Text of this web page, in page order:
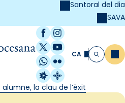
Santoral del dia
SAVA
Facebook
Instagram
X / Twitter
YouTube
WhatsApp
Flickr
Radio Estel
Catalunya
CA Cerca
la clau de l’èxit